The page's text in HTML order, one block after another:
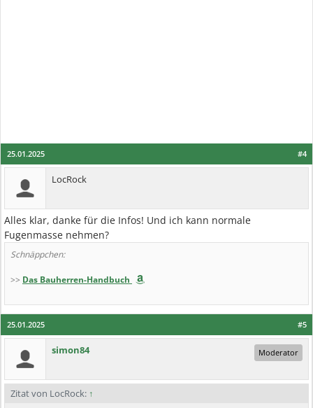
#4
25.01.2025
LocRock
Alles klar, danke für die Infos! Und ich kann normale
Fugenmasse nehmen?
Schnäppchen:
>> Das Bauherren-Handbuch
#5
25.01.2025
simon84 Moderator
Zitat von LocRock: ↑